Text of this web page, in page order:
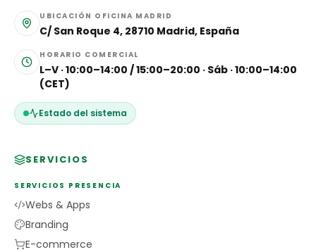
UBICACIÓN OFICINA MADRID
C/ San Roque 4, 28710 Madrid, España
HORARIO COMERCIAL
L–V · 10:00–14:00 / 15:00–20:00 · Sáb · 10:00–14:00
(CET)
Estado del sistema
SERVICIOS
SERVICIOS PRESENCIA
Webs & Apps
Branding
E-commerce